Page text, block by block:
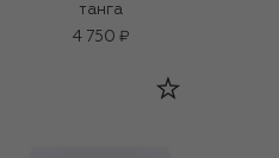
танга
4 750 ₽